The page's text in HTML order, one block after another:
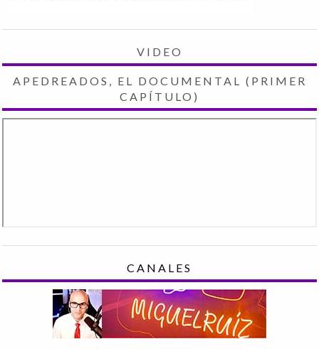
VIDEO
APEDREADOS, EL DOCUMENTAL (PRIMER
CAPÍTULO)
CANALES